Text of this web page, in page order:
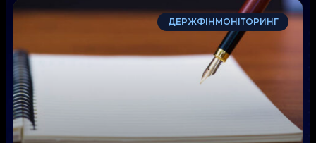
ДЕРЖФІНМОНІТОРИНГ